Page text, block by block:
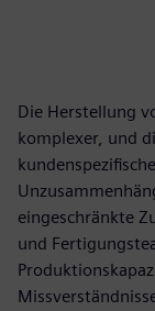
Die Herstellung
komplexer, und
eingeschränkte
und